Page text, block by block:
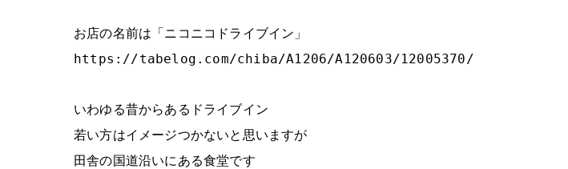
お店の名前は「ニコニコドライブイン」
https://tabelog.com/chiba/A1206/A120603/12005370/
いわゆる昔からあるドライブイン
若い方はイメージつかないと思いますが
田舎の国道沿いにある食堂です